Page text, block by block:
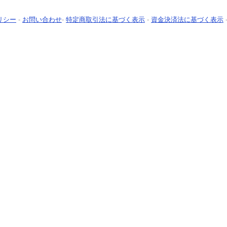
シー - お問い合わせ- 特定商取引法に基づく表示 - 資金決済法に基づく表示 -